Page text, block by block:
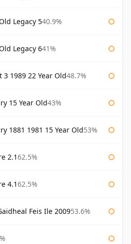
Legacy 540.9%
Legacy 641%
1989 22 Year Old48.7%
15 Year Old43%
1881 1981 15 Year Old53%
2.162.5%
4.162.5%
Feis Ile 200953.6%